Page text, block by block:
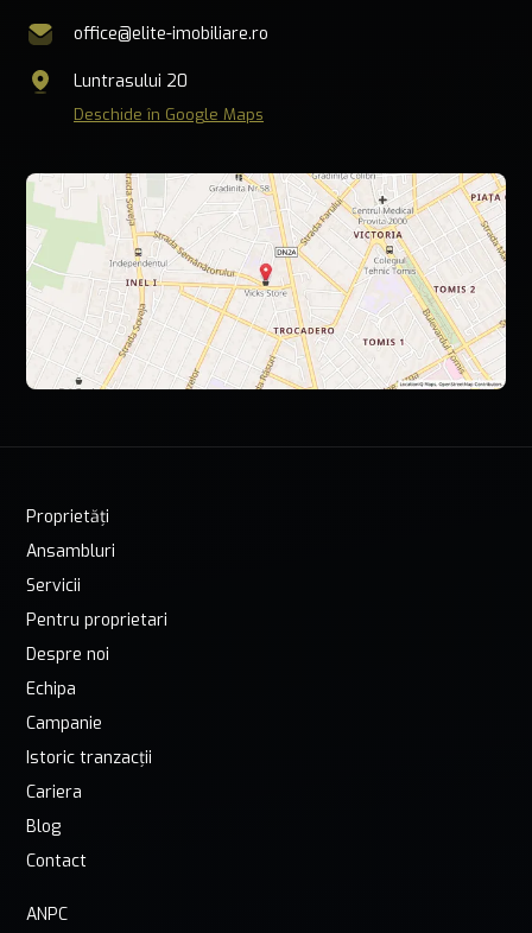
office@elite-imobiliare.ro
Luntrasului 20
Deschide în Google Maps
Proprietăți
Ansambluri
Servicii
Pentru proprietari
Despre noi
Echipa
Campanie
Istoric tranzacții
Cariera
Blog
Contact
ANPC